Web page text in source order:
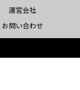
運営会社
お問い合わせ